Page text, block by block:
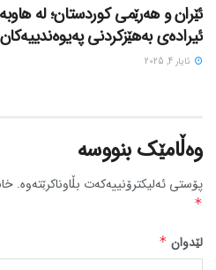
ئێران و هەرێمی کوردستان؛ لە
ئیرادەی بەهێزکردنی پەیوەندییەکان
ئایار 4, 2025
وەڵامێک بنووسە
پۆستی ئەلیکترۆنییەکەت بڵاوناکرێتەوە.
*
لێدوان *